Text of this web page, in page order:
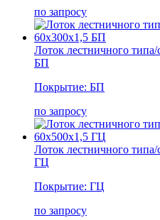
по запросу
Лоток лестничного
БП
Покрытие: БП
по запросу
Лоток лестничного
ГЦ
Покрытие: ГЦ
по запросу